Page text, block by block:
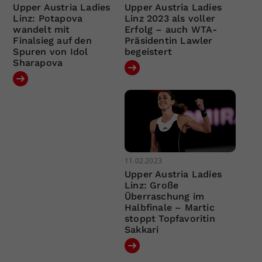
Upper Austria Ladies
Linz: Potapova
wandelt mit
Finalsieg auf den
Spuren von Idol
Sharapova
Upper Austria Ladies
Linz 2023 als voller
Erfolg – auch WTA-
Präsidentin Lawler
begeistert
11.02.2023
Upper Austria Ladies
Linz: Große
Überraschung im
Halbfinale – Martic
stoppt Topfavoritin
Sakkari